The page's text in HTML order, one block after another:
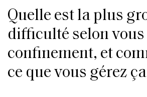
Quelle est la plus
difficulté selon vous
confinement, et
ce que vous gérez ça